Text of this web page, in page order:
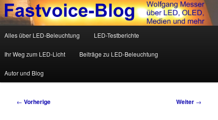
Fastvoice-Blog
Wolfgang Messer über LED, OLED, Medien und mehr
Zum Inhalt wechseln
Zum sekundären Inhalt wechseln
Alles über LED-Beleuchtung LED-Testberichte
Ihr Weg zum LED-Licht Beiträge zu LED-Beleuchtung
Autor und Blog
Beitrags-Navigation
← Vorherige Weiter →